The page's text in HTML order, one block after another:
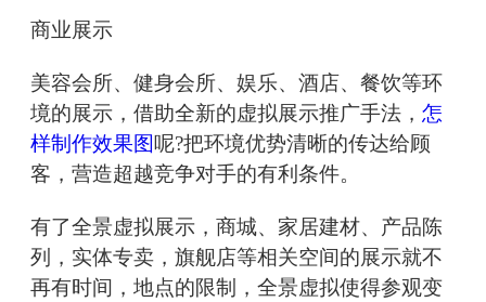
商业展示
美容会所、健身会所、娱乐、酒店、餐饮等环
境的展示，借助全新的虚拟展示推广手法， 怎
样制作效果图 呢?把环境优势清晰的传达给顾
客，营造超越竞争对手的有利条件。
有了全景虚拟展示，商城、家居建材、产品陈
列，实体专卖，旗舰店等相关空间的展示就不
再有时间，地点的限制，全景虚拟使得参观变